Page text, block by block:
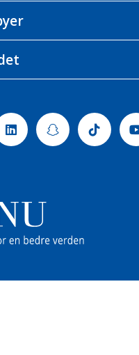
LinkedinSnapchatTiktok